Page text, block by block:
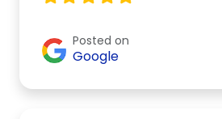
Posted on
Google